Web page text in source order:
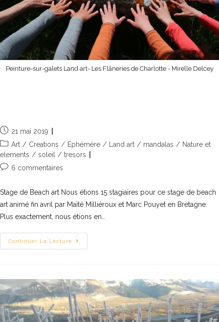
Peinture-sur-galets Land art- Les Flâneries de Charlotte - Mirelle Delcey
21 mai 2019
Art / Creations / Ephémère / Land art / mandalas / Nature et
elements / soleil / tresors
6 commentaires
Stage de Beach art Nous étions 15 stagiaires pour ce stage de beach
art animé fin avril par Maïté Milliéroux et Marc Pouyet en Bretagne.
Plus exactement, nous étions en…
Continuer La Lecture